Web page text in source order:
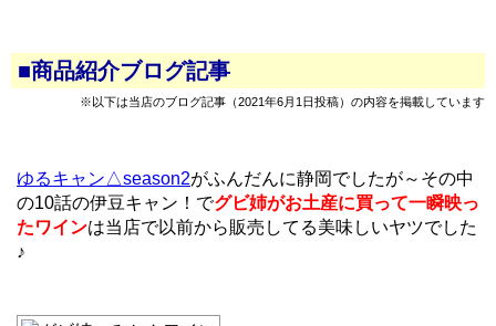
■商品紹介ブログ記事
※以下は当店のブログ記事（2021年6月1日投稿）の内容を掲載しています
ゆるキャン△season2がふんだんに静岡でしたが～その中
の10話の伊豆キャン！でグビ姉がお土産に買って一瞬映っ
たワインは当店で以前から販売してる美味しいヤツでした
♪